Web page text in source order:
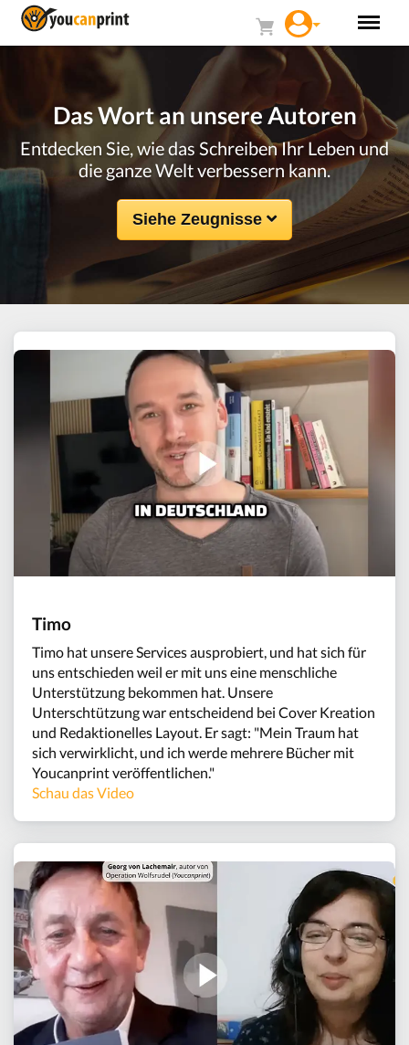
Das Wort an unsere Autoren
Entdecken Sie, wie das Schreiben Ihr Leben und
die ganze Welt verbessern kann.
Siehe Zeugnisse
Timo
Timo hat unsere Services ausprobiert, und hat sich für
uns entschieden weil er mit uns eine menschliche
Unterstützung bekommen hat. Unsere
Unterschtützung war entscheidend bei Cover Kreation
und Redaktionelles Layout. Er sagt: "Mein Traum hat
sich verwirklicht, und ich werde mehrere Bücher mit
Youcanprint veröffentlichen."
Schau das Video